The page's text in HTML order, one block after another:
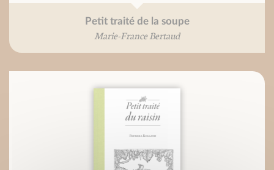
Petit traité de la soupe
Marie-France Bertaud